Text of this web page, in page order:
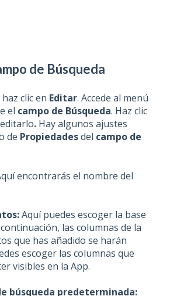
de Búsqueda
clic en Editar. Accede al menú
el campo de Búsqueda. Haz clic
. Hay algunos ajustes
de Propiedadesdel campo de
encontrarás el nombre del
Aquí puedes escoger la base
las columnas de la
que has añadido se harán
escoger las columnas que
visibles en la App.
búsqueda predeterminada: